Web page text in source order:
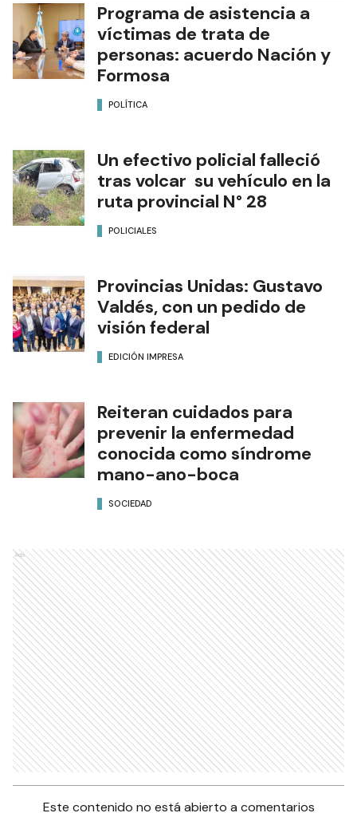
Programa de asistencia a
víctimas de trata de
personas: acuerdo Nación y
Formosa
POLÍTICA
Un efectivo policial falleció
tras volcar su vehículo en la
ruta provincial N° 28
POLICIALES
Provincias Unidas: Gustavo
Valdés, con un pedido de
visión federal
EDICIÓN IMPRESA
Reiteran cuidados para
prevenir la enfermedad
conocida como síndrome
mano-ano-boca
SOCIEDAD
Ads
Este contenido no está abierto a comentarios